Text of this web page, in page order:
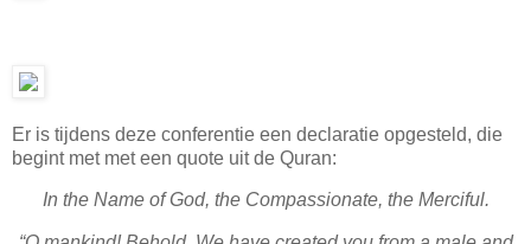
Er is tijdens deze conferentie een declaratie opgesteld, die
begint met met een quote uit de Quran:
In the Name of God, the Compassionate, the Merciful.